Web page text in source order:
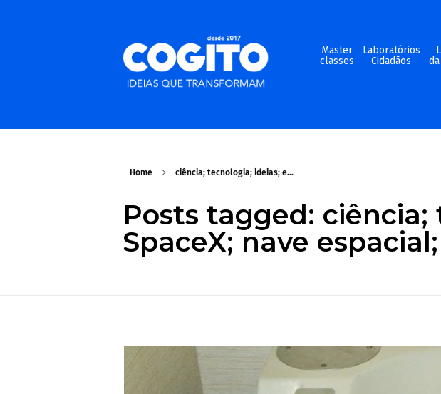
Master
classes
Laboratórios
Cidadãos
Home ciência; tecnologia; ideias; e...
Posts tagged: ciência;
SpaceX; nave espacial;